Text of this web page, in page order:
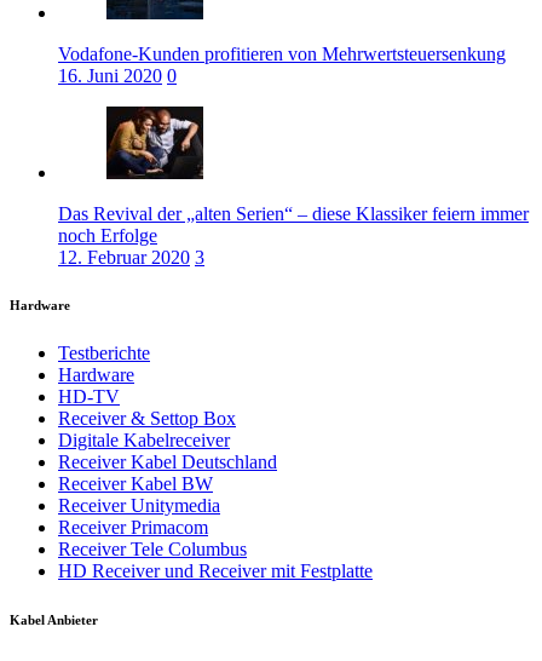
Vodafone-Kunden profitieren von Mehrwertsteuersenkung
16. Juni 2020 0
Das Revival der „alten Serien“ – diese Klassiker feiern immer
noch Erfolge
12. Februar 2020 3
Hardware
Testberichte
Hardware
HD-TV
Receiver & Settop Box
Digitale Kabelreceiver
Receiver Kabel Deutschland
Receiver Kabel BW
Receiver Unitymedia
Receiver Primacom
Receiver Tele Columbus
HD Receiver und Receiver mit Festplatte
Kabel Anbieter